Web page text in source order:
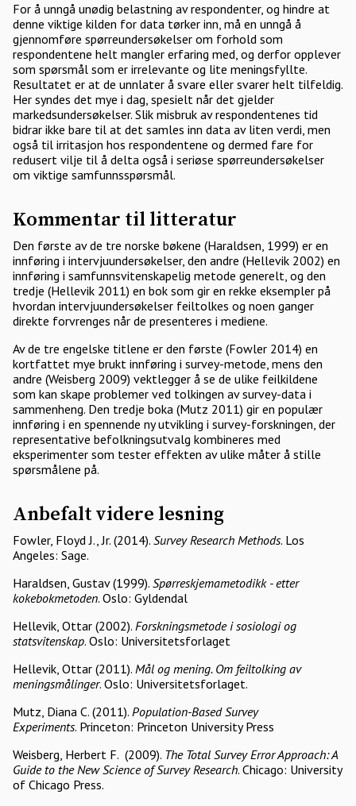
For å unngå unødig belastning av respondenter, og hindre at
denne viktige kilden for data tørker inn, må en unngå å
gjennomføre spørreundersøkelser om forhold som
respondentene helt mangler erfaring med, og derfor opplever
som spørsmål som er irrelevante og lite meningsfyllte.
Resultatet er at de unnlater å svare eller svarer helt tilfeldig.
Her syndes det mye i dag, spesielt når det gjelder
markedsundersøkelser. Slik misbruk av respondentenes tid
bidrar ikke bare til at det samles inn data av liten verdi, men
også til irritasjon hos respondentene og dermed fare for
redusert vilje til å delta også i seriøse spørreundersøkelser
om viktige samfunnsspørsmål.
Kommentar til litteratur
Den første av de tre norske bøkene (Haraldsen, 1999) er en
innføring i intervjuundersøkelser, den andre (Hellevik 2002) en
innføring i samfunnsvitenskapelig metode generelt, og den
tredje (Hellevik 2011) en bok som gir en rekke eksempler på
hvordan intervjuundersøkelser feiltolkes og noen ganger
direkte forvrenges når de presenteres i mediene.
Av de tre engelske titlene er den første (Fowler 2014) en
kortfattet mye brukt innføring i survey-metode, mens den
andre (Weisberg 2009) vektlegger å se de ulike feilkildene
som kan skape problemer ved tolkingen av survey-data i
sammenheng. Den tredje boka (Mutz 2011) gir en populær
innføring i en spennende ny utvikling i survey-forskningen, der
representative befolkningsutvalg kombineres med
eksperimenter som tester effekten av ulike måter å stille
spørsmålene på.
Anbefalt videre lesning
Fowler, Floyd J., Jr. (2014). Survey Research Methods. Los
Angeles: Sage.
Haraldsen, Gustav (1999). Spørreskjemametodikk - etter
kokebokmetoden. Oslo: Gyldendal
Hellevik, Ottar (2002). Forskningsmetode i sosiologi og
statsvitenskap. Oslo: Universitetsforlaget
Hellevik, Ottar (2011). Mål og mening. Om feiltolking av
meningsmålinger. Oslo: Universitetsforlaget.
Mutz, Diana C. (2011). Population-Based Survey
Experiments. Princeton: Princeton University Press
Weisberg, Herbert F. (2009). The Total Survey Error Approach: A
Guide to the New Science of Survey Research. Chicago: University
of Chicago Press.